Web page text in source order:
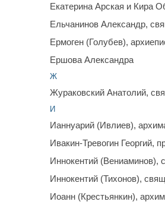
Екатерина Арская и Кира
Ельчанинов Александр,
Ермоген (Голубев),
Ершова Александра
Ж
Жураковский Анатолий,
И
Ианнуарий (Ивлиев),
Ивакин-Тревогин Георгий,
Иннокентий (Вениаминов),
Иннокентий (Тихонов),
Иоанн (Крестьянкин),